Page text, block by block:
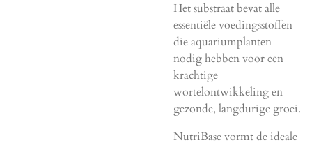
Het substraat bevat alle
essentiële voedingsstoffen
die aquariumplanten
nodig hebben voor een
krachtige
wortelontwikkeling en
gezonde, langdurige groei.
NutriBase vormt de ideale